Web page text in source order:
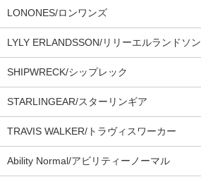
LONONES/ロンワンズ
LYLY ERLANDSSON/リリーエルランドソン
SHIPWRECK/シップレック
STARLINGEAR/スターリンギア
TRAVIS WALKER/トラヴィスワーカー
Ability Normal/アビリティーノーマル